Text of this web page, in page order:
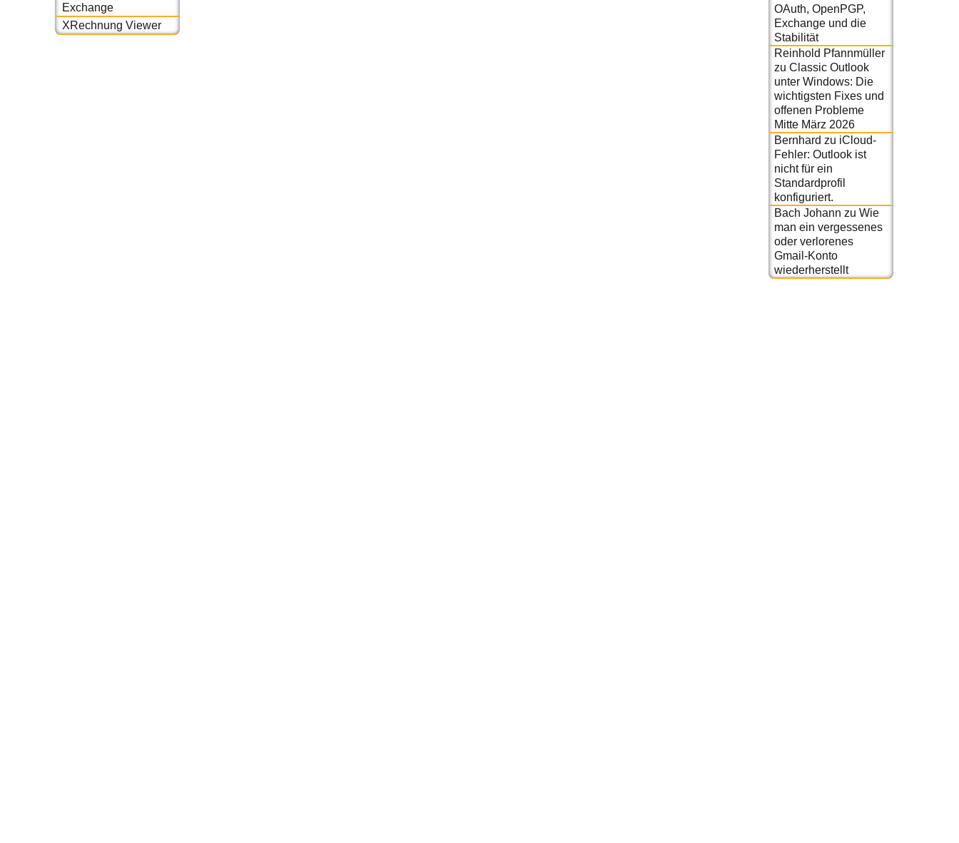
Exchange
XRechnung Viewer
OAuth, OpenPGP,
Exchange und die
Stabilität
Reinhold Pfannmüller
zu Classic Outlook
unter Windows: Die
wichtigsten Fixes und
offenen Probleme
Mitte März 2026
Bernhard zu iCloud-
Fehler: Outlook ist
nicht für ein
Standardprofil
konfiguriert.
Bach Johann zu Wie
man ein vergessenes
oder verlorenes
Gmail-Konto
wiederherstellt